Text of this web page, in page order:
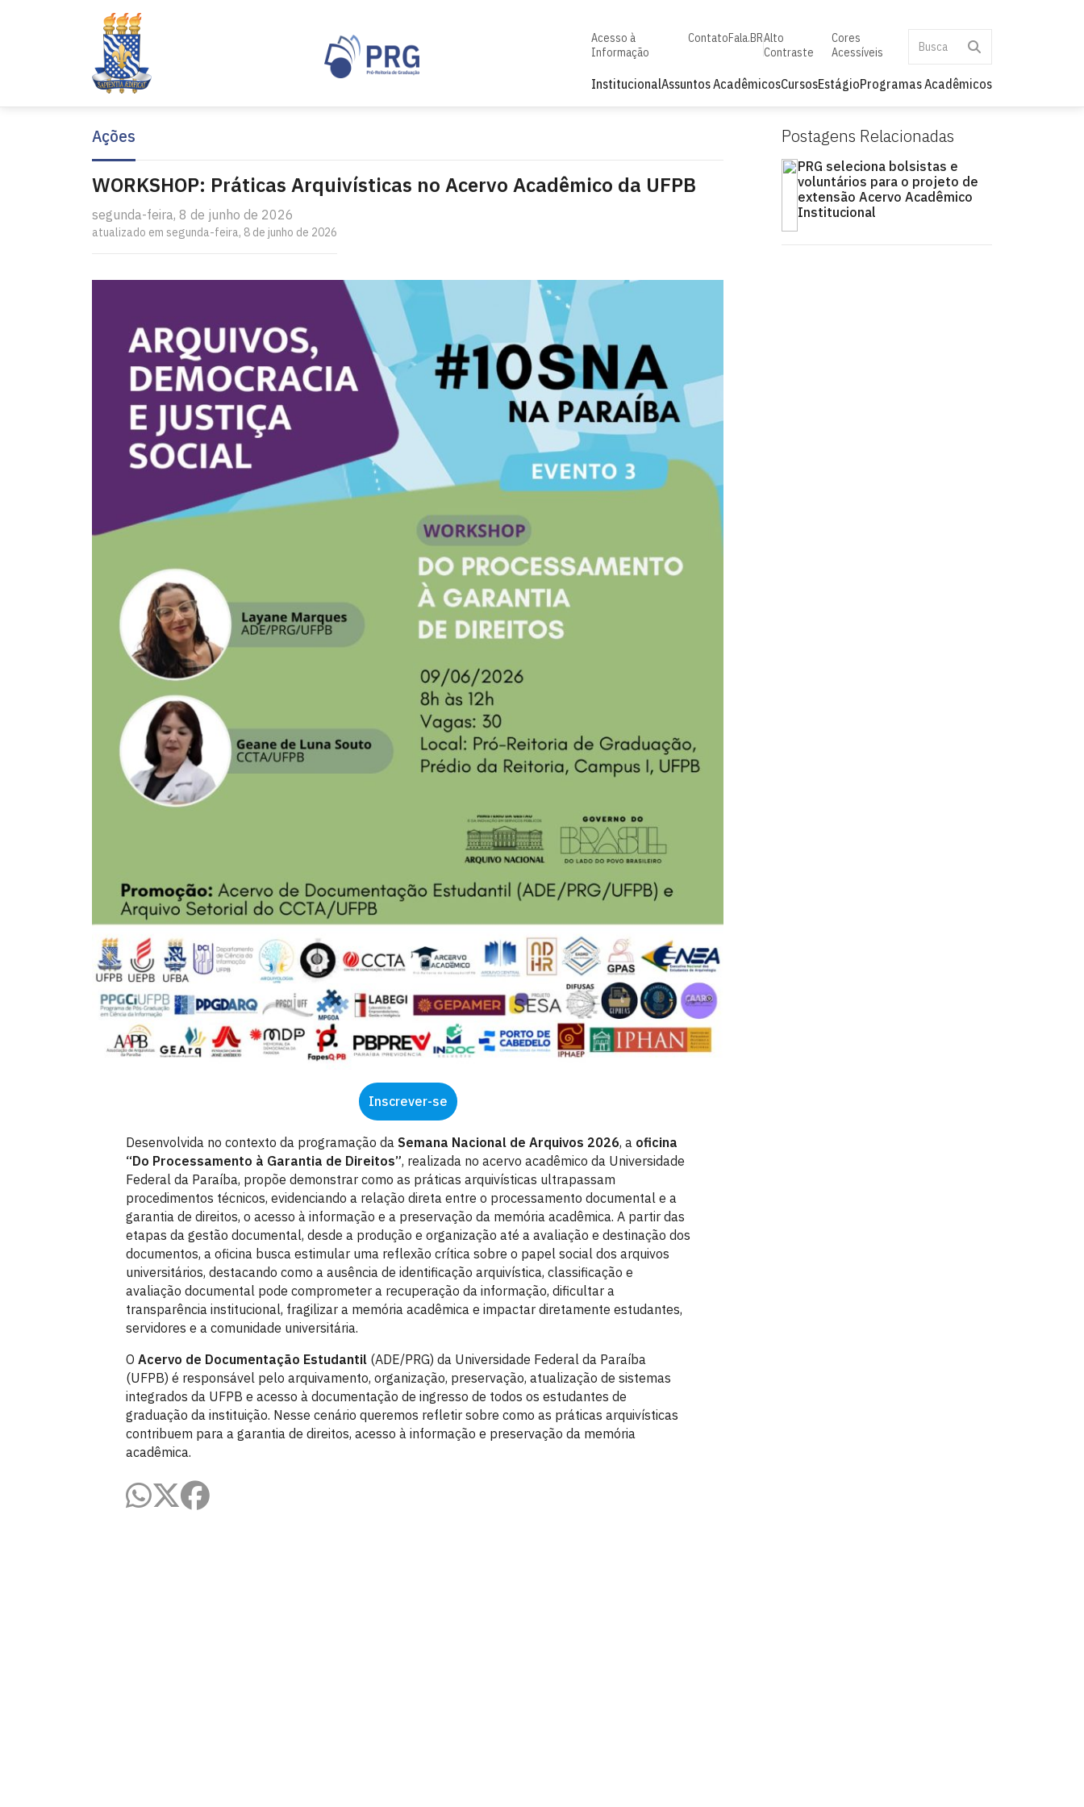
Acesso à
Informação
ContatoFala.BRAlto
Contraste
Cores
Acessíveis
InstitucionalAssuntos AcadêmicosCursosEstágioProgramas Acadêmicos
Postagens Relacionadas
PRG seleciona bolsistas e
voluntários para o projeto de
extensão Acervo Acadêmico
Institucional
Ações
WORKSHOP: Práticas Arquivísticas no Acervo Acadêmico da UFPB
segunda-feira, 8 de junho de 2026
atualizado em segunda-feira, 8 de junho de 2026
Inscrever-se
Desenvolvida no contexto da programação da Semana Nacional de Arquivos 2026, a oficina
“Do Processamento à Garantia de Direitos”, realizada no acervo acadêmico da Universidade
Federal da Paraíba, propõe demonstrar como as práticas arquivísticas ultrapassam
procedimentos técnicos, evidenciando a relação direta entre o processamento documental e a
garantia de direitos, o acesso à informação e a preservação da memória acadêmica. A partir das
etapas da gestão documental, desde a produção e organização até a avaliação e destinação dos
documentos, a oficina busca estimular uma reflexão crítica sobre o papel social dos arquivos
universitários, destacando como a ausência de identificação arquivística, classificação e
avaliação documental pode comprometer a recuperação da informação, dificultar a
transparência institucional, fragilizar a memória acadêmica e impactar diretamente estudantes,
servidores e a comunidade universitária.
O Acervo de Documentação Estudantil(ADE/PRG) da Universidade Federal da Paraíba
(UFPB) é responsável pelo arquivamento, organização, preservação, atualização de sistemas
integrados da UFPB e acesso à documentação de ingresso de todos os estudantes de
graduação da instituição. Nesse cenário queremos refletir sobre como as práticas arquivísticas
contribuem para a garantia de direitos, acesso à informação e preservação da memória
acadêmica.